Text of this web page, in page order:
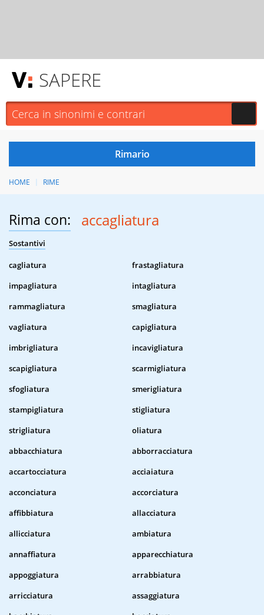
SAPERE
HOME RIME
Rima con: accagliatura
Sostantivi
cagliatura
frastagliatura
impagliatura
intagliatura
rammagliatura
smagliatura
vagliatura
capigliatura
imbrigliatura
incavigliatura
scapigliatura
scarmigliatura
sfogliatura
smerigliatura
stampigliatura
stigliatura
strigliatura
oliatura
abbacchiatura
abborracciatura
accartocciatura
acciaiatura
acconciatura
accorciatura
affibbiatura
allacciatura
allicciatura
ambiatura
annaffiatura
apparecchiatura
appoggiatura
arrabbiatura
arricciatura
assaggiatura